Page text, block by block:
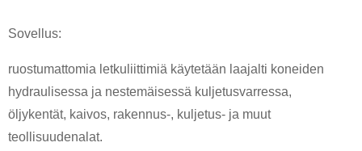
Sovellus:
ruostumattomia letkuliittimiä käytetään laajalti koneiden
hydraulisessa ja nestemäisessä kuljetusvarressa,
öljykentät, kaivos, rakennus-, kuljetus- ja muut
teollisuudenalat.